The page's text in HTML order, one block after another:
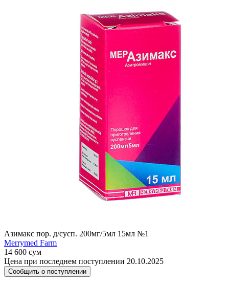
Азимакс пор. д/сусп. 200мг/5мл 15мл №1
Merrymed Farm
14 600 сум
Цена при последнем поступлении 20.10.2025
Сообщить о поступлении